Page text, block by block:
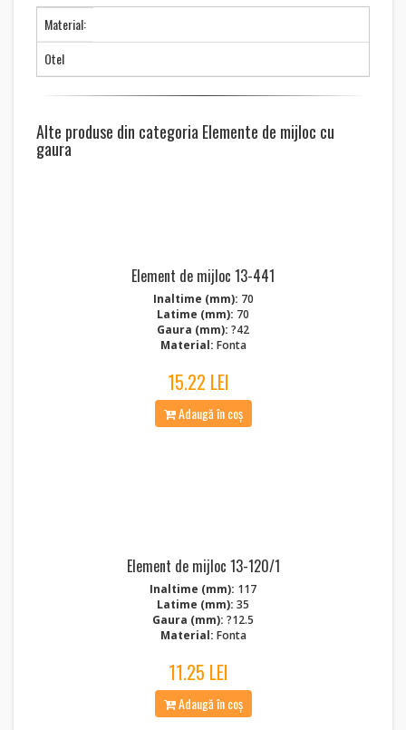
Material:
Otel
Alte produse din categoria Elemente de mijloc cu
gaura
Element de mijloc 13-441
Inaltime (mm): 70
Latime (mm): 70
Gaura (mm): ?42
Material: Fonta
15.22 LEI
Adaugă în coș
Element de mijloc 13-120/1
Inaltime (mm): 117
Latime (mm): 35
Gaura (mm): ?12.5
Material: Fonta
11.25 LEI
Adaugă în coș